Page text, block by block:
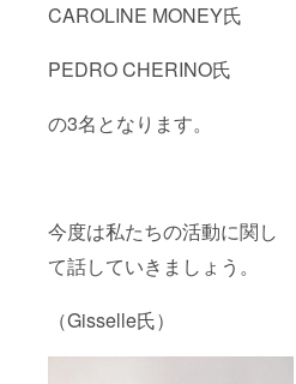
CAROLINE MONEY氏
PEDRO CHERINO氏
の3名となります。
今度は私たちの活動に関し
て話していきましょう。
（Gisselle氏）